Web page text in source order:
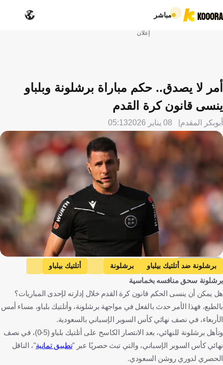
مباشر
إعلان
أمر لا يصدق.. حكم مباراة برشلونة وبلباو
ينسى قانون كرة القدم
أبوبكر المقدم 08 يناير 2026 05:13
Getty Images
برشلونة ضد أتلتيك بيلباو برشلونة
أتلتيك بيلباو
السوبر الإسباني
إسبانيا
برشلونة سحق منافسه بخماسية
هل يمكن أن ينسى الحكم قانون كرة القدم خلال إدارته لإحدى المباريات؟
بالطبع، فهذا الأمر حدث بالفعل في مواجهة برشلونة، وأتلتيك بلباو، مساء أمس
الأربعاء، في نصف نهائي كأس السوبر الإسباني بالسعودية.
وتأهل برشلونة للنهائي، بعد الانتصار الكاسح على أتلتيك بلباو (5-0)، في نصف
نهائي كأس السوبر الإسباني، والتي تبث حصريًا عبر "تطبيق ثمانية"، الناقل
الحصري لدوري روشن السعودي.